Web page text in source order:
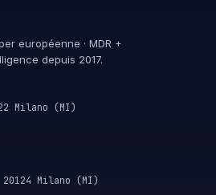
européenne · MDR +
depuis 2017.
Milano (MI)
Milano (MI)